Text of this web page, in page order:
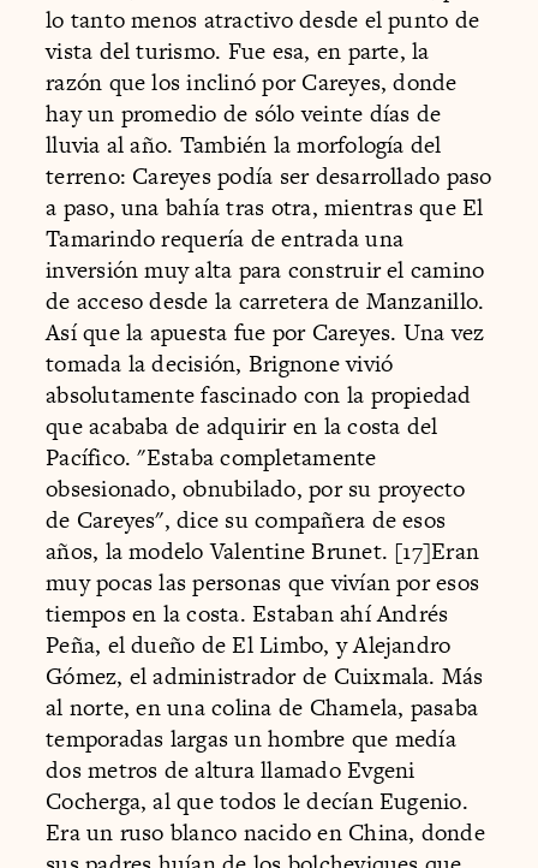
lo tanto menos atractivo desde el punto de
vista del turismo. Fue esa, en parte, la
razón que los inclinó por Careyes, donde
hay un promedio de sólo veinte días de
lluvia al año. También la morfología del
terreno: Careyes podía ser desarrollado paso
a paso, una bahía tras otra, mientras que El
Tamarindo requería de entrada una
inversión muy alta para construir el camino
de acceso desde la carretera de Manzanillo.
Así que la apuesta fue por Careyes. Una vez
tomada la decisión, Brignone vivió
absolutamente fascinado con la propiedad
que acababa de adquirir en la costa del
Pacífico. "Estaba completamente
obsesionado, obnubilado, por su proyecto
de Careyes", dice su compañera de esos
años, la modelo Valentine Brunet. [17]Eran
muy pocas las personas que vivían por esos
tiempos en la costa. Estaban ahí Andrés
Peña, el dueño de El Limbo, y Alejandro
Gómez, el administrador de Cuixmala. Más
al norte, en una colina de Chamela, pasaba
temporadas largas un hombre que medía
dos metros de altura llamado Evgeni
Cocherga, al que todos le decían Eugenio.
Era un ruso blanco nacido en China, donde